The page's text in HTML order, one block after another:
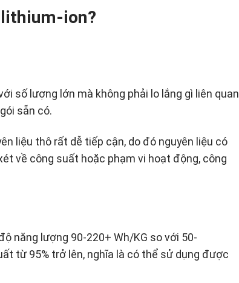
ion?
số lượng lớn mà không phải lo lắng gì liên quan
sẵn có.
liệu thô rất dễ tiếp cận, do đó nguyên liệu có
về công suất hoặc phạm vi hoạt động, công
năng lượng 90-220+ Wh/KG so với 50-
từ 95% trở lên, nghĩa là có thể sử dụng được